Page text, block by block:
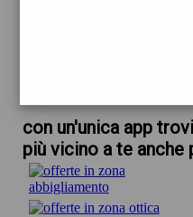
con un'unica app
più vicino a te anche